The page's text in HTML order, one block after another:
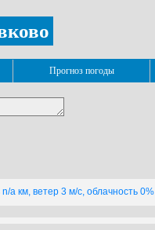
Прогноз погоды
a км, ветер 3 м/с, облачность 0%